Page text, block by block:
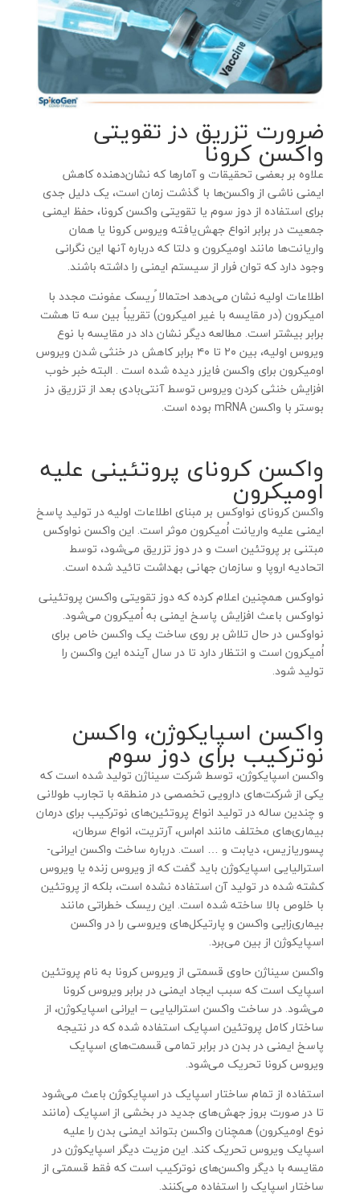
ضرورت تزریق دز تقویتی
واکسن کرونا
علاوه بر بعضی تحقیقات و آمارها که نشان‌دهنده کاهش
ایمنی ناشی از واکسن‌ها با گذشت زمان است، یک دلیل جدی
برای استفاده از دوز سوم یا تقویتی واکسن کرونا، حفظ ایمنی
جمعیت در برابر انواع جهش‌یافته ویروس کرونا یا همان
واریانت‌ها مانند اومیکرون و دلتا که درباره آنها این نگرانی
وجود دارد که توان فرار از سیستم ایمنی را داشته باشند.
اطلاعات اولیه نشان می‌دهد احتمالا ًریسک عفونت مجدد با
امیکرون (در مقایسه با غیر امیکرون) تقریباً بین سه تا هشت
برابر بیشتر است. مطالعه دیگر نشان داد در مقایسه با نوع
ویروس اولیه، بین ۲۰ تا ۴۰ برابر کاهش در خنثی شدن ویروس
اومیکرون برای واکسن فایزر دیده شده است . البته خبر خوب
افزایش خنثی‌ کردن ویروس توسط آنتی‌بادی بعد از تزریق دز
بوستر با واکسن mRNA بوده است.
واکسن کرونای پروتئینی علیه
اومیکرون
واکسن کرونای نواوکس بر مبنای اطلاعات اولیه در تولید پاسخ
ایمنی علیه واریانت اُمیکرون موثر است. این واکسن نواوکس
مبتنی بر پروتئین است و در دوز تزریق می‌شود، توسط
اتحادیه اروپا و سازمان جهانی بهداشت تائید شده است.
نواوکس همچنین اعلام کرده که دوز تقویتی واکسن پروتئینی
نواوکس باعث افزایش پاسخ ایمنی به اُمیکرون می‌شود.
نواوکس در حال تلاش بر روی ساخت یک واکسن خاص برای
اُمیکرون است و انتظار دارد تا در سال آینده این واکسن را
تولید شود.
واکسن اسپایکوژن، واکسن
نوترکیب برای دوز سوم
واکسن اسپایکوژن، توسط شرکت سیناژن تولید شده است که
یکی از شرکت‌های دارویی تخصصی در منطقه با تجارب طولانی
و چندین ساله در تولید انواع پروتئین‌های نوترکیب برای درمان
بیماری‌های مختلف مانند ام‌اس، آرتریت، انواع سرطان،
پسوریازیس، دیابت و … است. درباره ساخت واکسن ایرانی-
استرالیایی اسپایکوژن باید گفت که از ویروس زنده یا ویروس
کشته شده در تولید آن استفاده نشده است، بلکه از پروتئین
با خلوص بالا ساخته شده است. این ریسک خطراتی مانند
بیماری‌زایی واکسن و پارتیکل‌های ویروسی را در واکسن
اسپایکوژن از بین می‌برد.
واکسن سیناژن حاوی قسمتی از ویروس کرونا به نام پروتئین
اسپایک است که سبب ایجاد ایمنی در برابر ویروس کرونا
می‌شود. در ساخت واکسن استرالیایی – ایرانی اسپایکوژن، از
ساختار کامل پروتئین اسپایک استفاده شده که در نتیجه
پاسخ ایمنی در بدن در برابر تمامی قسمت‌های اسپایک
ویروس کرونا تحریک می‌شود.
استفاده از تمام ساختار اسپایک در اسپایکوژن باعث می‌شود
تا در صورت بروز جهش‌های جدید در بخشی از اسپایک (مانند
نوع اومیکرون) همچنان واکسن بتواند ایمنی بدن را علیه
اسپایک ویروس تحریک کند. این مزیت دیگر اسپایکوژن در
مقایسه با دیگر واکسن‌های نوترکیب است که فقط قسمتی از
ساختار اسپایک را استفاده می‌کنند.